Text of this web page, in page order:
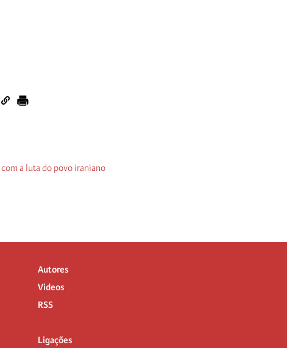
a luta do povo iraniano
Autores
Videos
RSS
Ligações